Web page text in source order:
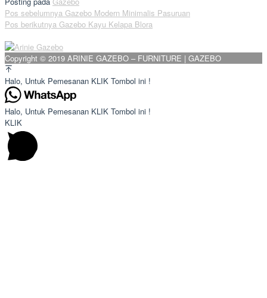
Navigasi
pos
Pos sebelumnya Gazebo Modern Minimalis Pasuruan
Pos berikutnya Gazebo Kayu Kelapa Blora
Copyright © 2019 ARINIE GAZEBO – FURNITURE | GAZEBO
Halo, Untuk Pemesanan KLIK Tombol ini !
Halo, Untuk Pemesanan KLIK Tombol ini !
KLIK